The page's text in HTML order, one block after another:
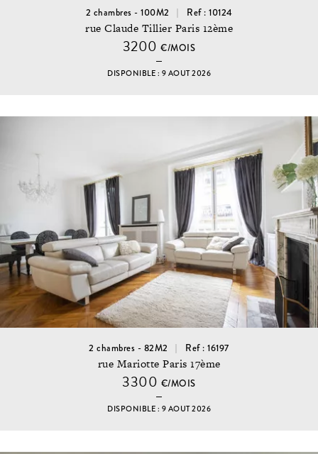
2 chambres - 100M2 Ref : 10124
rue Claude Tillier Paris 12ème
3200€/MOIS
DISPONIBLE : 9 AOUT 2026
2 chambres - 82M2 Ref : 16197
rue Mariotte Paris 17ème
3300 €/MOIS
DISPONIBLE : 9 AOUT 2026